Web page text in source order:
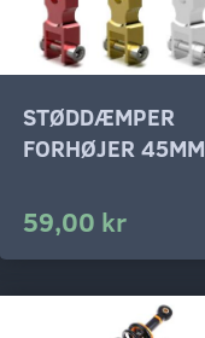
STØDDÆMPER
FORHØJER 45MM
59,00 kr